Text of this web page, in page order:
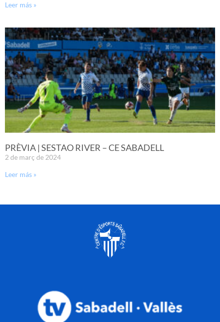
Leer más »
PRÈVIA | SESTAO RIVER – CE SABADELL
2 de març de 2024
Leer más »